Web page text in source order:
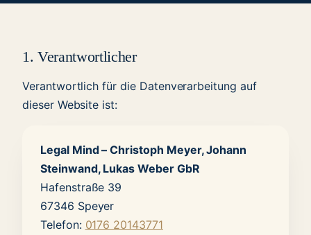
1. Verantwortlicher
Verantwortlich für die Datenverarbeitung auf
dieser Website ist:
Legal Mind – Christoph Meyer, Johann
Steinwand, Lukas Weber GbR
Hafenstraße 39
67346 Speyer
Telefon: 0176 20143771